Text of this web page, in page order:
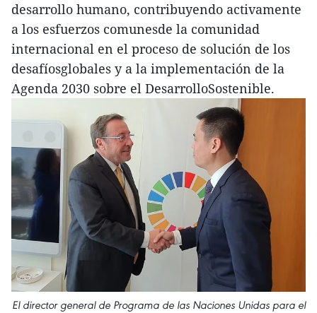
desarrollo humano, contribuyendo activamente
a los esfuerzos comunesde la comunidad
internacional en el proceso de solución de los
desafíosglobales y a la implementación de la
Agenda 2030 sobre el DesarrolloSostenible.
El director general de Programa de las Naciones Unidas para el